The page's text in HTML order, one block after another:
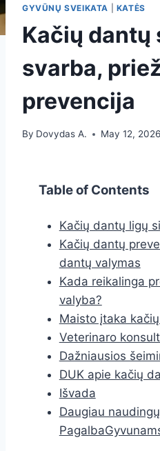
GYVŪNŲ SVEIKATA KATĖS
Kačių dantų
svarba,
prevencija
By Dovydas A. May 12, 2026
Table of Contents
Kačių dantų ligų
Kačių dantų
dantų valymas
Kada reikalinga
valyba?
Maisto įtaka
Veterinaro
Dažniausios
DUK apie kačių
Išvada
Daugiau